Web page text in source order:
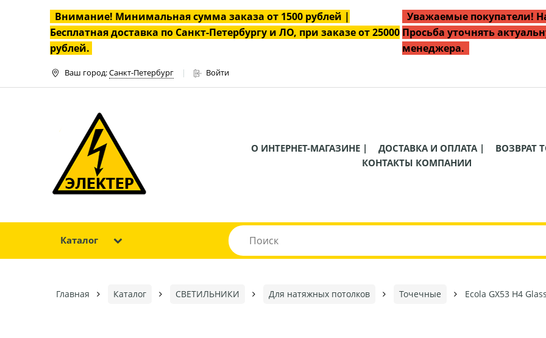
Внимание! Минимальная сумма заказа от 1500 рублей |
Бесплатная доставка по Санкт-Петербургу и ЛО, при заказе от 25000
рублей.
Уважаемые покупатели!
Просьба уточнять
менеджера.
Ваш город:Санкт-Петербург Войти
О ИНТЕРНЕТ-МАГАЗИНЕ | ДОСТАВКА И ОПЛАТА |
ВОЗВРАТ
КОНТАКТЫ КОМПАНИИ
Каталог
Главная Каталог СВЕТИЛЬНИКИ Для натяжных потолков Точечные Ecola GX53 H4